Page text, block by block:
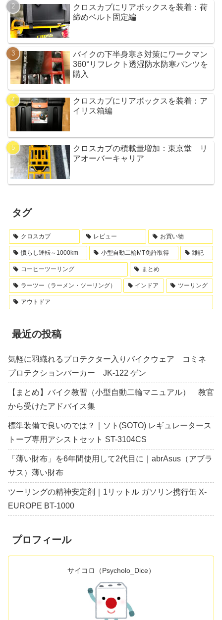
クロスカブにリアボックスを装着：荷
締めベルト固定編
バイクの下半身寒さ対策にワークマン
360°リフレクト透湿防水防寒パンツを
購入
クロスカブにリアボックスを装着：ア
イリス箱編
クロスカブの積載量増加：東京堂 リ
アオーバーキャリア
タグ
クロスカブ レビュー お買い物
慣らし運転～1000km 小型自動二輪MT免許取得 雑記
コーヒーツーリング まとめ
ラーツー（ラーメン・ツーリング） インドア ツーリング
アウトドア
最近の投稿
気軽に羽織れるプロテクター入りバイクウェア コミネ
プロテクションパーカー JK-122 ゲン
【まとめ】バイク教習（小型自動二輪マニュアル） 教官
から受けたアドバイス集
標準装備で良いのでは？｜ソト(SOTO) レギュレータース
トーブ専用アシストセット ST-3104CS
「薄い財布」を6年間使用して2代目に｜abrAsus（アブラ
サス）薄い財布
ツーリングの精神安定剤｜1リットル ガソリン携行缶 X-
EUROPE BT-1000
プロフィール
サイコロ（Psycholo_Dice）